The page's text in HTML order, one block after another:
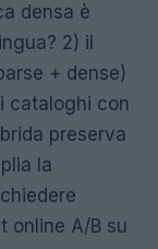
densa è
2) il
+ dense)
cataloghi con
preserva
la
online A/B su